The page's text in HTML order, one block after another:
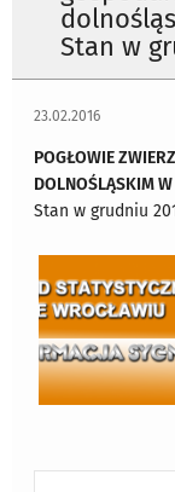
Stan w
23.02.2016
POGŁOWIE
DOLNOŚLĄSKIM
Stan w grudniu